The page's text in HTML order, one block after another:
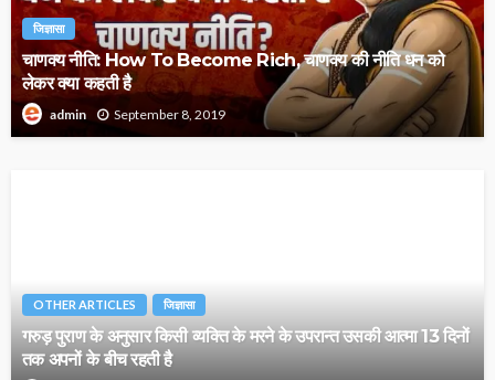
जिज्ञासा
चाणक्य नीति: How To Become Rich, चाणक्य की नीति धन को
लेकर क्या कहती है
admin September 8, 2019
OTHER ARTICLES जिज्ञासा
गरुड़ पुराण के अनुसार किसी व्यक्ति के मरने के उपरान्त उसकी आत्मा 13 दिनों
तक अपनों के बीच रहती है